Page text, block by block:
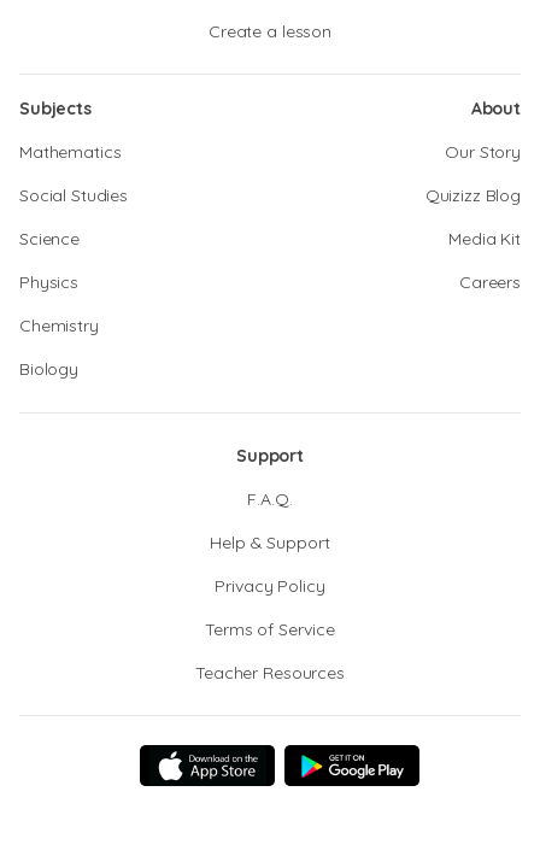
Create a lesson
Subjects
Mathematics
Social Studies
Science
Physics
Chemistry
Biology
About
Our Story
Quizizz Blog
Media Kit
Careers
Support
F.A.Q.
Help & Support
Privacy Policy
Terms of Service
Teacher Resources